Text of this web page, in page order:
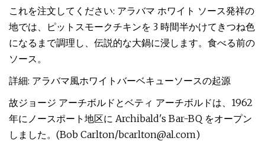
これを注文してください: アラバマ ホワイト ソース発祥の
地では、ピットスモークチキンを 3 時間半かけてきつね色
になるまで調理し、伝説的な大鍋に浸します。食べる前の
ソース。
詳細: アラバマ風ホワイトバーベキューソースの起源
故ジョージ アーチボルドとベティ アーチボルドは、1962
年にノースポート地区に Archibald's Bar-BQ をオープン
しました。(Bob Carlton/bcarlton@al.com)